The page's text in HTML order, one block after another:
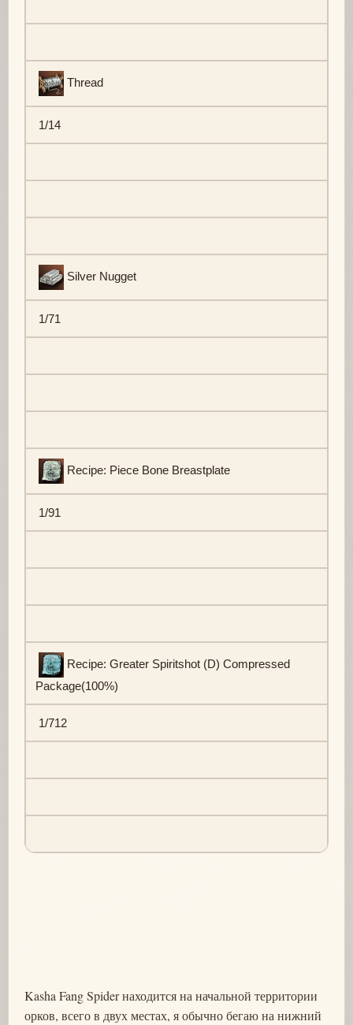
Thread
1/14
Silver Nugget
1/71
Recipe: Piece Bone Breastplate
1/91
Recipe: Greater Spiritshot (D) Compressed
Package(100%)
1/712
Kasha Fang Spider находится на начальной территории
орков, всего в двух местах, я обычно бегаю на нижний